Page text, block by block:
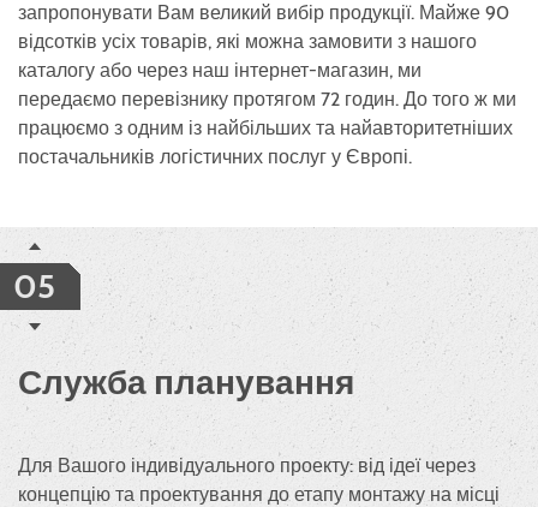
запропонувати Вам великий вибір продукції. Майже 90
відсотків усіх товарів, які можна замовити з нашого
каталогу або через наш інтернет-магазин, ми
передаємо перевізнику протягом 72 годин. До того ж ми
працюємо з одним із найбільших та найавторитетніших
постачальників логістичних послуг у Європі.
05
Служба планування
Для Вашого індивідуального проекту: від ідеї через
концепцію та проектування до етапу монтажу на місці